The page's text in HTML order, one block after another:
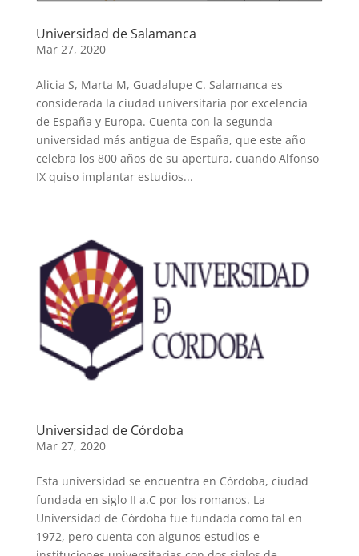
Universidad de Salamanca
Mar 27, 2020
Alicia S, Marta M, Guadalupe C. Salamanca es
considerada la ciudad universitaria por excelencia
de España y Europa. Cuenta con la segunda
universidad más antigua de España, que este año
celebra los 800 años de su apertura, cuando Alfonso
IX quiso implantar estudios...
Universidad de Córdoba
Mar 27, 2020
Esta universidad se encuentra en Córdoba, ciudad
fundada en siglo II a.C por los romanos. La
Universidad de Córdoba fue fundada como tal en
1972, pero cuenta con algunos estudios e